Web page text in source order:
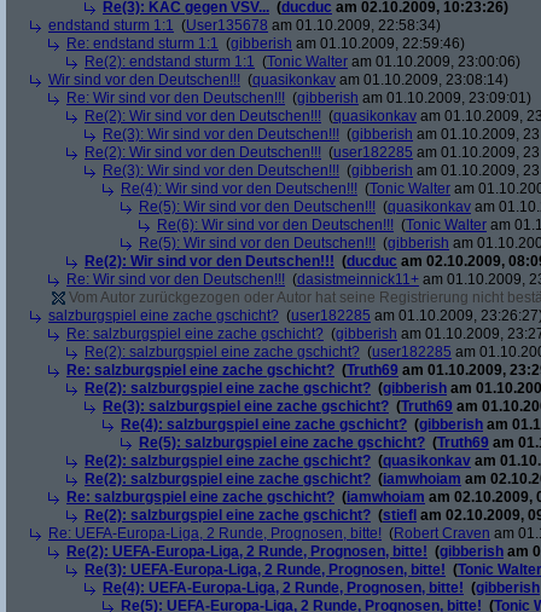
Re(3): KAC gegen VSV... (ducduc am 02.10.2009, 10:23:26)
endstand sturm 1:1 (User135678 am 01.10.2009, 22:58:34)
Re: endstand sturm 1:1 (gibberish am 01.10.2009, 22:59:46)
Re(2): endstand sturm 1:1 (Tonic Walter am 01.10.2009, 23:00:06)
Wir sind vor den Deutschen!!! (quasikonkav am 01.10.2009, 23:08:14)
Re: Wir sind vor den Deutschen!!! (gibberish am 01.10.2009, 23:09:01)
Re(2): Wir sind vor den Deutschen!!! (quasikonkav am 01.10.2009,
Re(3): Wir sind vor den Deutschen!!! (gibberish am 01.10.2009,
Re(2): Wir sind vor den Deutschen!!! (user182285 am 01.10.2009,
Re(3): Wir sind vor den Deutschen!!! (gibberish am 01.10.2009,
Re(4): Wir sind vor den Deutschen!!! (Tonic Walter am
Re(5): Wir sind vor den Deutschen!!! (quasikonkav am
Re(6): Wir sind vor den Deutschen!!! (Tonic Walter am
Re(5): Wir sind vor den Deutschen!!! (gibberish am
Re(2): Wir sind vor den Deutschen!!! (ducduc am 02.10.2009,
Re: Wir sind vor den Deutschen!!! (dasistmeinnick11+ am 01.10.2009,
Vom Autor zurückgezogen oder Autor hat seine Registrierung nicht
salzburgspiel eine zache gschicht? (user182285 am 01.10.2009,
Re: salzburgspiel eine zache gschicht? (gibberish am 01.10.2009,
Re(2): salzburgspiel eine zache gschicht? (user182285 am
Re: salzburgspiel eine zache gschicht? (Truth69 am 01.10.2009,
Re(2): salzburgspiel eine zache gschicht? (gibberish am
Re(3): salzburgspiel eine zache gschicht? (Truth69 am
Re(4): salzburgspiel eine zache gschicht? (gibberish am
Re(5): salzburgspiel eine zache gschicht? (Truth69 am
Re(2): salzburgspiel eine zache gschicht? (quasikonkav am
Re(2): salzburgspiel eine zache gschicht? (iamwhoiam am
Re: salzburgspiel eine zache gschicht? (iamwhoiam am 02.10.2009,
Re(2): salzburgspiel eine zache gschicht? (stiefl am 02.10.2009,
Re: UEFA-Europa-Liga, 2 Runde, Prognosen, bitte! (Robert Craven am
Re(2): UEFA-Europa-Liga, 2 Runde, Prognosen, bitte! (gibberish am
Re(3): UEFA-Europa-Liga, 2 Runde, Prognosen, bitte! (Tonic Walter
Re(4): UEFA-Europa-Liga, 2 Runde, Prognosen, bitte! (gibberish
Re(5): UEFA-Europa-Liga, 2 Runde, Prognosen, bitte! (Tonic